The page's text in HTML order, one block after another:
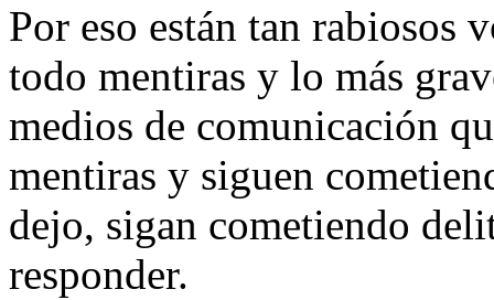
Por eso están tan rabiosos
todo mentiras y lo más
medios de comunicación
mentiras y siguen
dejo, sigan cometiendo
responder.